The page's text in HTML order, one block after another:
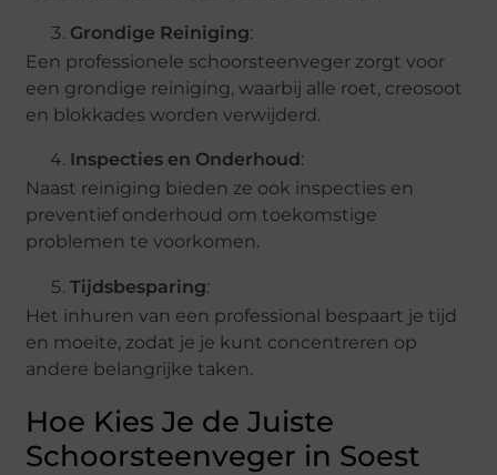
Grondige Reiniging:
Een professionele schoorsteenveger zorgt voor
een grondige reiniging, waarbij alle roet, creosoot
en blokkades worden verwijderd.
Inspecties en Onderhoud :
Naast reiniging bieden ze ook inspecties en
preventief onderhoud om toekomstige
problemen te voorkomen.
Tijdsbesparing:
Het inhuren van een professional bespaart je tijd
en moeite, zodat je je kunt concentreren op
andere belangrijke taken.
Hoe Kies Je de Juiste
Schoorsteenveger in Soest